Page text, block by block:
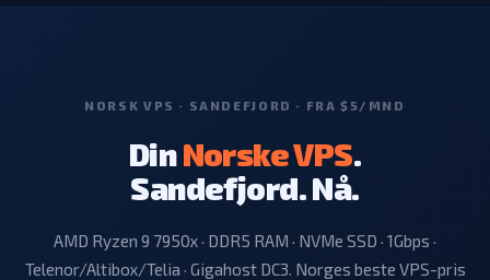
etter nedetiden.
NORSK VPS · SANDEFJORD · FRA $5/MND
DinNorske VPS.
Sandefjord. Nå.
AMD Ryzen 9 7950x · DDR5 RAM · NVMe SSD · 1Gbps ·
Telenor/Altibox/Telia · Gigahost DC3. Norges beste VPS-pris